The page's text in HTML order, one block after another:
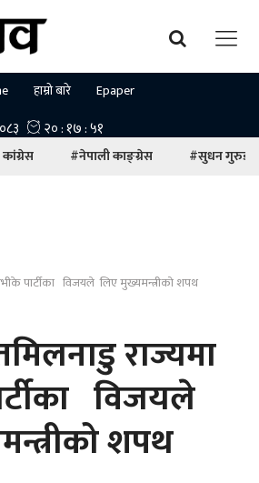
हाम्रो बारे Epaper
#नेपाली काङ्ग्रेस #सुधन गुरुङ
पार्टीका विजयले लिए मुख्यमन्त्रीको शपथ
राज्यमा
विजयले
शपथ